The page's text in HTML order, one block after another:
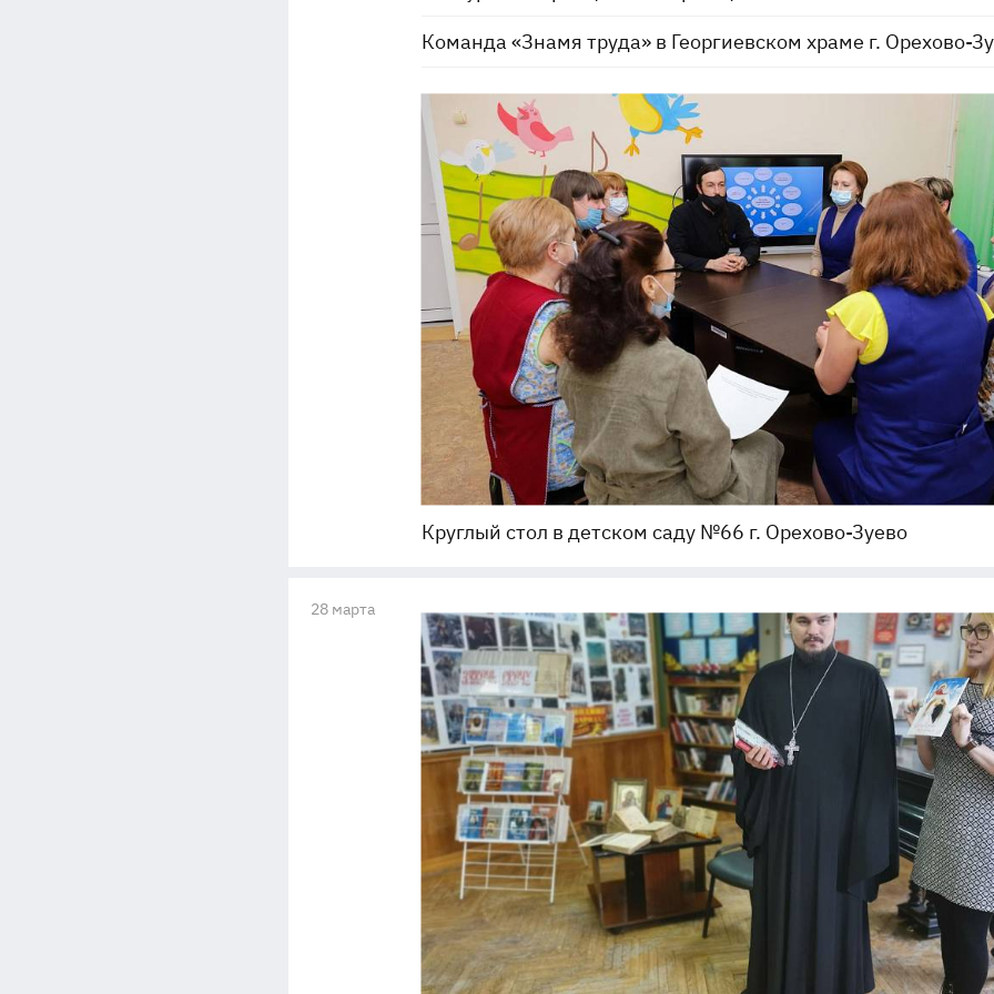
Команда «Знамя труда» в Георгиевском храме г. Орехово-
Круглый стол в детском саду №66 г. Орехово-Зуево
28 марта